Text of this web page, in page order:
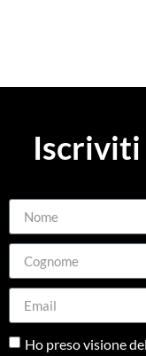
Ho preso visione